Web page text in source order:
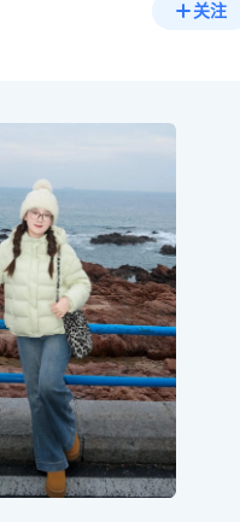
关注